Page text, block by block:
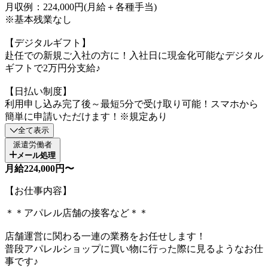
月収例：224,000円(月給＋各種手当)
※基本残業なし
【デジタルギフト】
赴任での新規ご入社の方に！入社日に現金化可能なデジタル
ギフトで2万円分支給♪
【日払い制度】
利用申し込み完了後～最短5分で受け取り可能！スマホから
簡単に申請いただけます！※規定あり
全て表示
派遣労働者
メール処理
月給224,000円〜
【お仕事内容】
＊＊アパレル店舗の接客など＊＊
店舗運営に関わる一連の業務をお任せします！
普段アパレルショップに買い物に行った際に見るようなお仕
事です♪